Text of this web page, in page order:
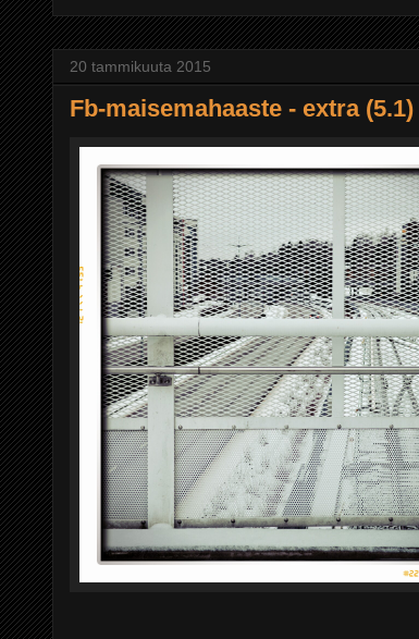
20 tammikuuta 2015
Fb-maisemahaaste - extra (5.1)